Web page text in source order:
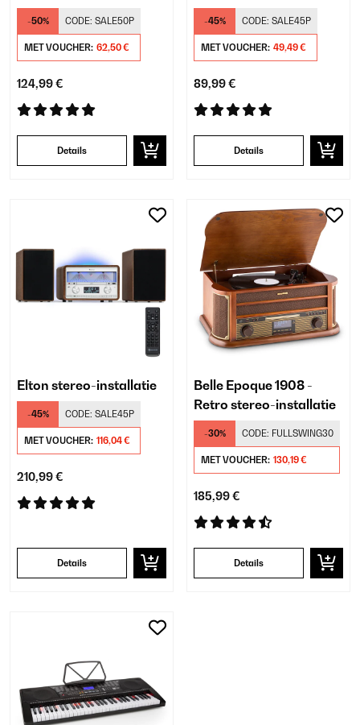
-50% CODE: SALE50P
MET VOUCHER: 62,50 €
124,99 €
Details
-45% CODE: SALE45P
MET VOUCHER: 49,49 €
89,99 €
Details
Elton stereo-installatie
-45% CODE: SALE45P
MET VOUCHER: 116,04 €
210,99 €
Details
Belle Epoque 1908 -
Retro stereo-installatie
-30% CODE: FULLSWING30
MET VOUCHER: 130,19 €
185,99 €
Details